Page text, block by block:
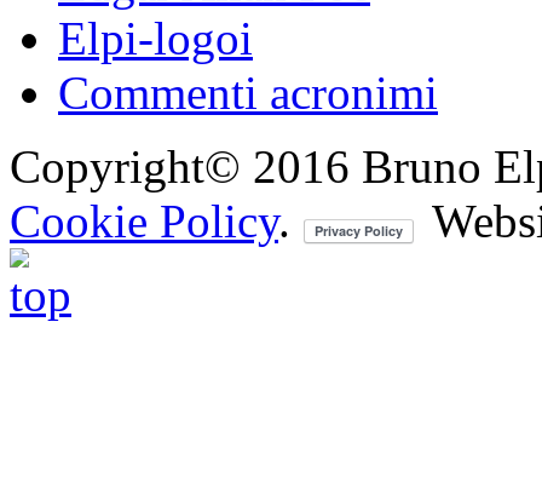
Elpi-logoi
Commenti acronimi
Copyright© 2016 Bruno
Cookie Policy.